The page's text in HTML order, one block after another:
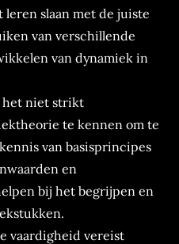
slaan met de juiste
van verschillende
van dynamiek in
het niet strikt
te kennen om te
van basisprincipes
en
bij het begrijpen en
vaardigheid vereist